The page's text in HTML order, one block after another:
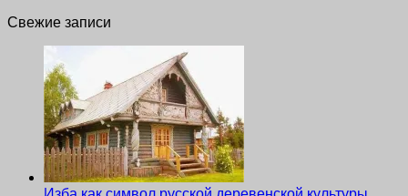
Свежие записи